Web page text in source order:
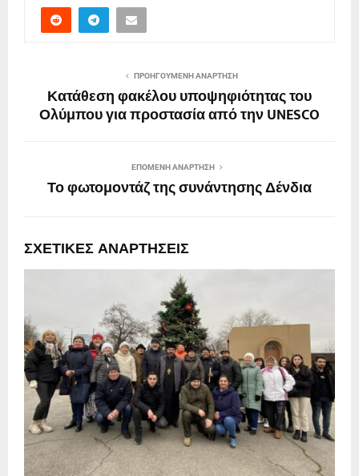
ΠΡΟΗΓΟΎΜΕΝΗ ΑΝΆΡΤΗΣΗ
Κατάθεση φακέλου υποψηφιότητας του
Ολύμπου για προστασία από την UNESCO
ΕΠΌΜΕΝΗ ΑΝΆΡΤΗΣΗ
Το φωτομοντάζ της συνάντησης Δένδια
ΣΧΕΤΙΚΈΣ ΑΝΑΡΤΉΣΕΙΣ